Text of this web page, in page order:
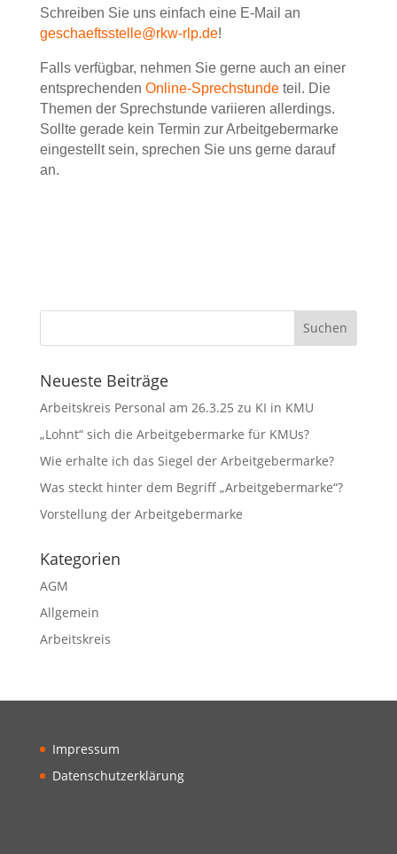
Schreiben Sie uns einfach eine E-Mail an
geschaeftsstelle@rkw-rlp.de!
Falls verfügbar, nehmen Sie gerne auch an einer
entsprechenden Online-Sprechstundeteil. Die
Themen der Sprechstunde variieren allerdings.
Sollte gerade kein Termin zur Arbeitgebermarke
eingestellt sein, sprechen Sie uns gerne darauf
an.
Neueste Beiträge
Arbeitskreis Personal am 26.3.25 zu KI in KMU
„Lohnt“ sich die Arbeitgebermarke für KMUs?
Wie erhalte ich das Siegel der Arbeitgebermarke?
Was steckt hinter dem Begriff „Arbeitgebermarke“?
Vorstellung der Arbeitgebermarke
Kategorien
AGM
Allgemein
Arbeitskreis
Impressum
Datenschutzerklärung